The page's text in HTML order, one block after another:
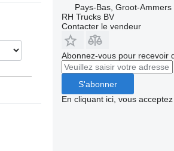
Pays-Bas, Groot-Ammers
RH Trucks BV
Contacter le vendeur
Abonnez-vous pour recevoir
S'abonner
En cliquant ici, vous